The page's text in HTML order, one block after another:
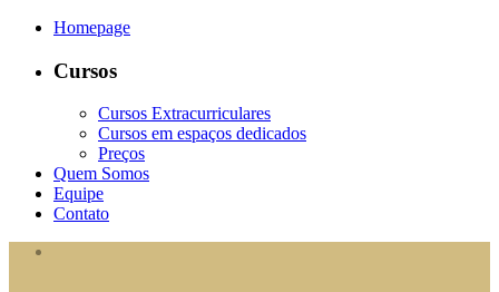
Homepage
Cursos
Cursos Extracurriculares
Cursos em espaços dedicados
Preços
Quem Somos
Equipe
Contato